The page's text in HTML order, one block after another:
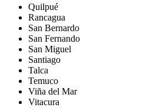
Quilpué
Rancagua
San Bernardo
San Fernando
San Miguel
Santiago
Talca
Temuco
Viña del Mar
Vitacura